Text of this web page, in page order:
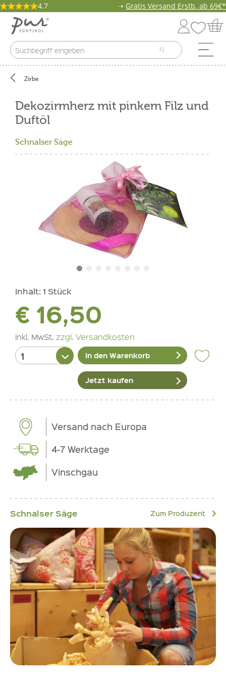
4.7 ➝ Gratis Versand Erstb. ab 69€*
Zirbe
Dekozirmherz mit pinkem Filz und
Duftöl
Schnalser Säge
Inhalt: 1 Stück
€ 16,50
inkl. MwSt. zzgl. Versandkosten
In den Warenkorb
Jetzt kaufen
Versand nach Europa
4-7 Werktage
Vinschgau
Schnalser Säge Zum Produzent